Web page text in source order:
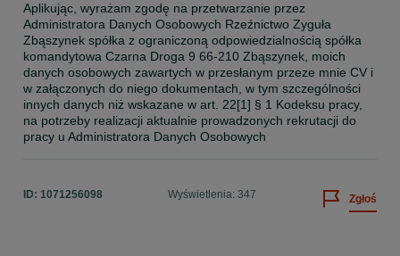
Aplikując, wyrażam zgodę na przetwarzanie przez
Administratora Danych Osobowych Rzeźnictwo Zyguła
Zbąszynek spółka z ograniczoną odpowiedzialnością spółka
komandytowa Czarna Droga 9 66-210 Zbąszynek, moich
danych osobowych zawartych w przesłanym przeze mnie CV i
w załączonych do niego dokumentach, w tym szczególności
innych danych niż wskazane w art. 22[1] § 1 Kodeksu pracy,
na potrzeby realizacji aktualnie prowadzonych rekrutacji do
pracy u Administratora Danych Osobowych
ID: 1071256098 Wyświetlenia: 347 Zgłoś